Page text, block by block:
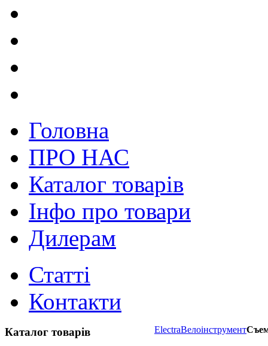
Головна
ПРО НАС
Каталог товарів
Інфо про товари
Дилерам
Статті
Контакти
ElectraВелоінструмент
Каталог товарів